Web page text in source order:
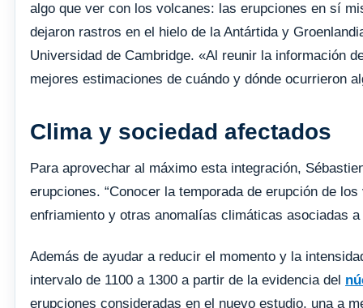
algo que ver con los volcanes: las erupciones en sí
dejaron rastros en el hielo de la Antártida y
Universidad de Cambridge. «Al reunir la información
mejores estimaciones de cuándo y dónde ocurrieron
Clima y sociedad afectados
Para aprovechar al máximo esta integración,
erupciones. “Conocer la temporada de erupción de
enfriamiento y otras anomalías climáticas asociadas
Además de ayudar a reducir el momento y la
intervalo de 1100 a 1300 a partir de la evidencia del
erupciones consideradas en el nuevo estudio, una a